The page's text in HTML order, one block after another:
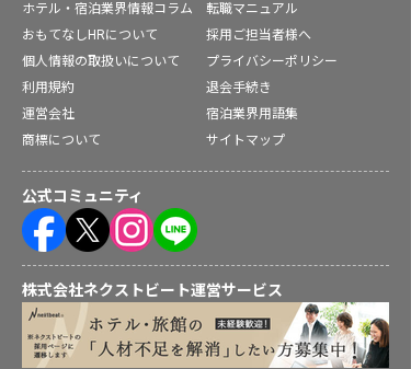
ホテル・宿泊業界情報コラム
転職マニュアル
おもてなしHRについて
採用ご担当者様へ
個人情報の取扱いについて
プライバシーポリシー
利用規約
退会手続き
運営会社
宿泊業界用語集
商標について
サイトマップ
公式コミュニティ
株式会社ネクストビート運営サービス